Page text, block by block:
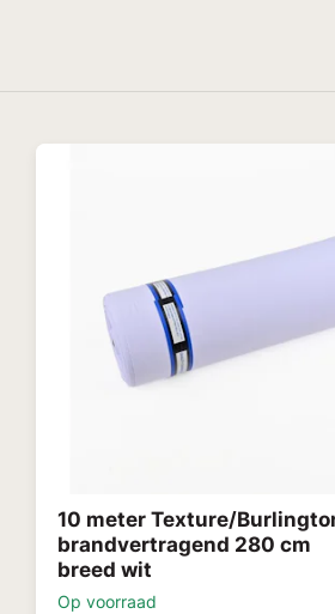
10 meter Texture/
brandvertragend 280 cm
breed wit
Op voorraad